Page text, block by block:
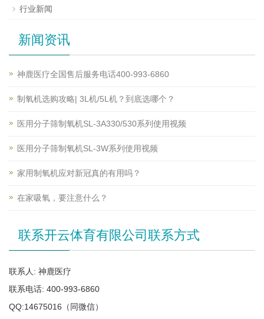
行业新闻
新闻资讯
神鹿医疗全国售后服务电话400-993-6860
制氧机选购攻略| 3L机/5L机？到底选哪个？
医用分子筛制氧机SL-3A330/530系列使用视频
医用分子筛制氧机SL-3W系列使用视频
家用制氧机应对新冠真的有用吗？
在家吸氧，要注意什么？
联系开云体育有限公司联系方式
联系人: 神鹿医疗
联系电话: 400-993-6860
QQ:14675016（同微信）